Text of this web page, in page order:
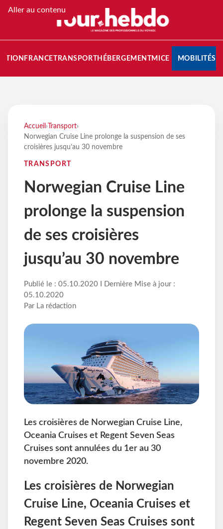
Aller au contenu
FRANCETRANSPORT HÉBERGEMENTMICE MOBILITÉS
Accueil › Transport›
Norwegian Cruise Line prolonge la suspension de ses
croisières jusqu’au 30 novembre
TRANSPORT
Norwegian Cruise Line
prolonge la suspension
de ses croisières
jusqu’au 30 novembre
Publié le : 05.10.2020 I Dernière Mise à jour :
05.10.2020
Par La rédaction
Les croisières de Norwegian Cruise Line,
Oceania Cruises et Regent Seven Seas
Cruises sont annulées du 1er au 30
novembre 2020.
Les croisières de Norwegian
Cruise Line, Oceania Cruises et
Regent Seven Seas Cruises sont